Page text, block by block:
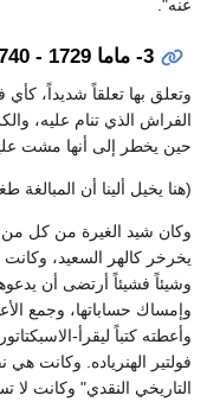
عنه".
3- ماما 1729 - 1740
وتعلق بها تعلقاً شديداً، كأي
الفراش الذي تنام عليه،
حين يخطر إلى أنها مشت
(هنا يخيل ألينا أن المبالغة
وكان شيد الغيرة من كل من
يخرخر كالهر السعيد، وكانت
وشيئاً فشيئاً أرتضى أن
وإمساك حساباتها، وجمع
وأعطته كتباً ليقرأ-
فولتير الهنرياده. وكانت
التاريخي النقدي" وكانت لا